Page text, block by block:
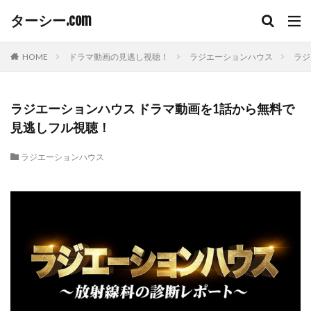
ターシー.com
HOME ドラマ動画の見逃し視聴！ ラジエーションハウス ラ
ラジエーションハウス ドラマ動画を1話から無料で
見逃しフル視聴！
ラジエーションハウス